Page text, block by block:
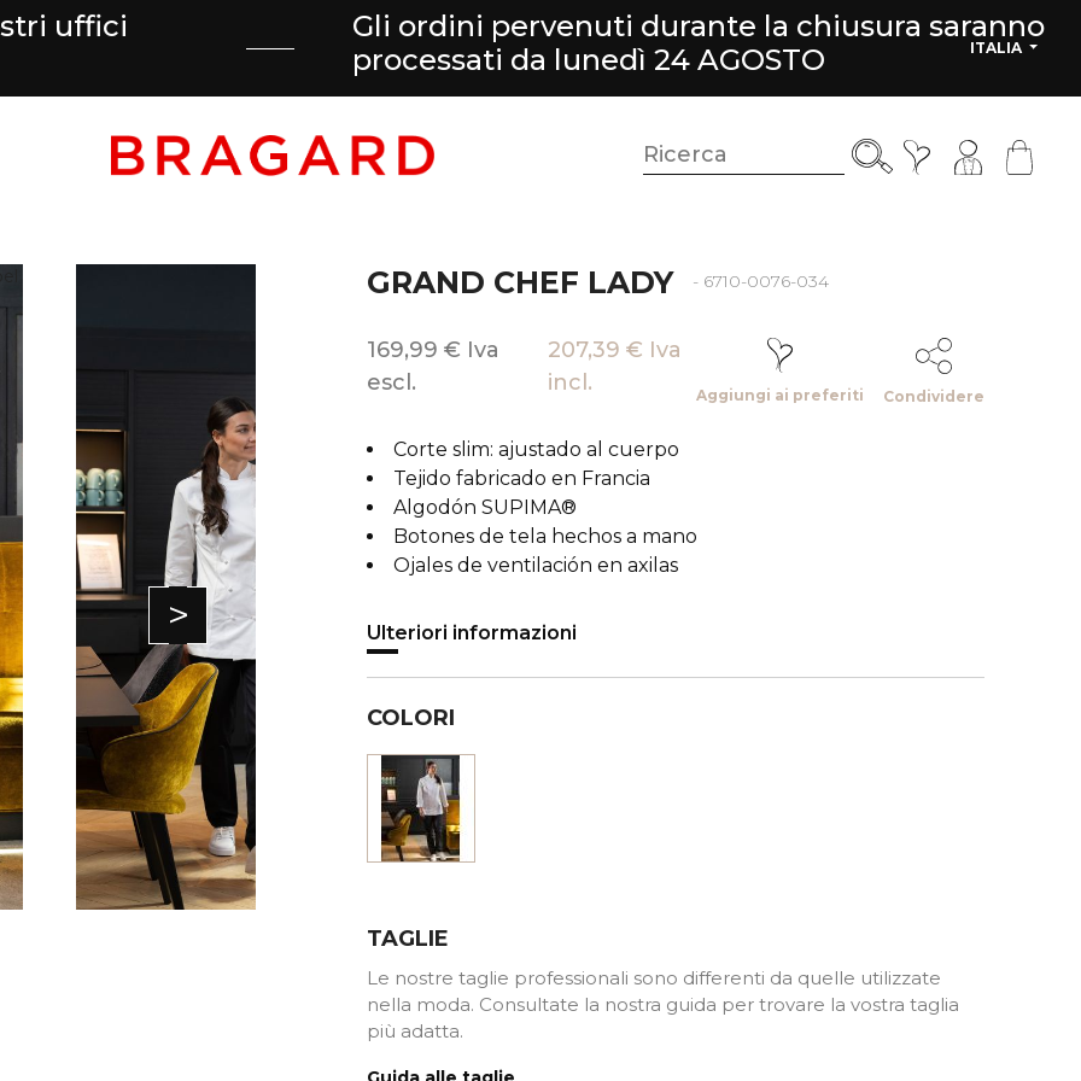
uffici
Gli ordini pervenuti durante la chiusura saranno
processati da lunedì 24 AGOSTO
ITALIA
>
GRAND CHEF LADY - 6710-0076-034
169,99 € Iva
escl.
207,39 € Iva
incl.
Aggiungi ai preferiti Condividere
Corte slim: ajustado al cuerpo
Tejido fabricado en Francia
Algodón SUPIMA®
Botones de tela hechos a mano
Ojales de ventilación en axilas
Ulteriori informazioni
COLORI
TAGLIE
Le nostre taglie professionali sono differenti da quelle utilizzate
nella moda. Consultate la nostra guida per trovare la vostra taglia
più adatta.